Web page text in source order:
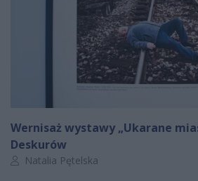
Wernisaż wystawy „Ukarane
Deskurów
Autor artykułu:
Natalia Pętelska